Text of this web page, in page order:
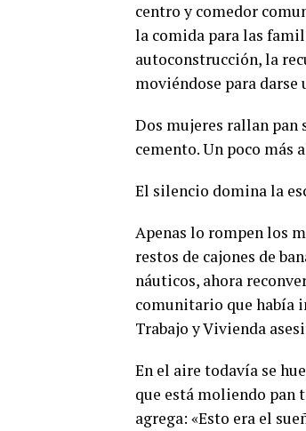
centro y comedor
la comida para las
autoconstrucción, la
moviéndose para
Dos mujeres rallan pan
cemento. Un poco más
El silencio domina la
Apenas lo rompen los
restos de cajones de
náuticos, ahora
comunitario que había
Trabajo y Vivienda
En el aire todavía se
que está moliendo pan
agrega: «Esto era el